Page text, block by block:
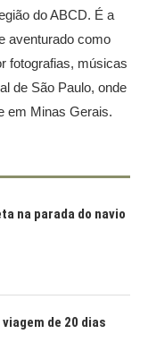
do ABCD. É a
aventurado como
fotografias, músicas
de São Paulo, onde
em Minas Gerais.
na parada do navio
de 20 dias